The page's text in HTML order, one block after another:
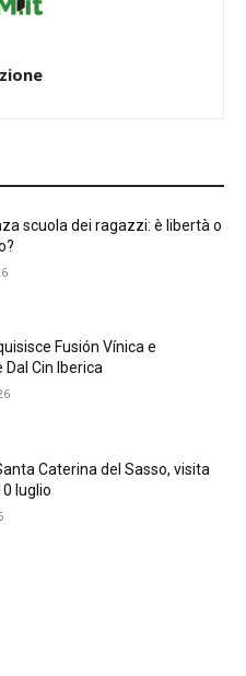
scuola dei ragazzi: è libertà o
Fusión Vínica e
Cin Iberica
Caterina del Sasso, visita
luglio